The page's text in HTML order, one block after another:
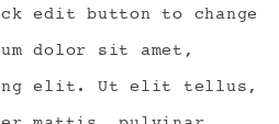
edit button to change
dolor sit amet,
elit. Ut elit tellus,